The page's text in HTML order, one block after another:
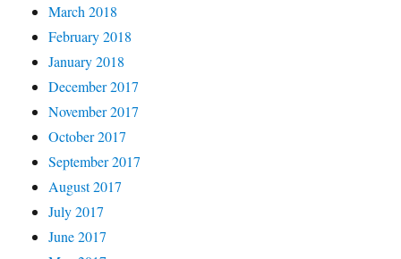
March 2018
February 2018
January 2018
December 2017
November 2017
October 2017
September 2017
August 2017
July 2017
June 2017